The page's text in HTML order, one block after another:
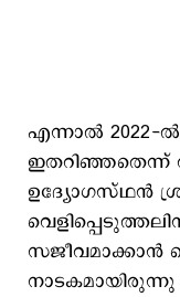
എന്നാൽ 2022-
ഇതറിഞ്ഞതെന്ന്
ഉദ്യോഗസ്ഥൻ
സജീവമാക്കാൻ